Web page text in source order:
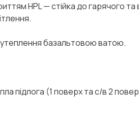
HPL — стійка до гарячого та
базальтовою ватою.
підлога (1 поверх та с/в 2